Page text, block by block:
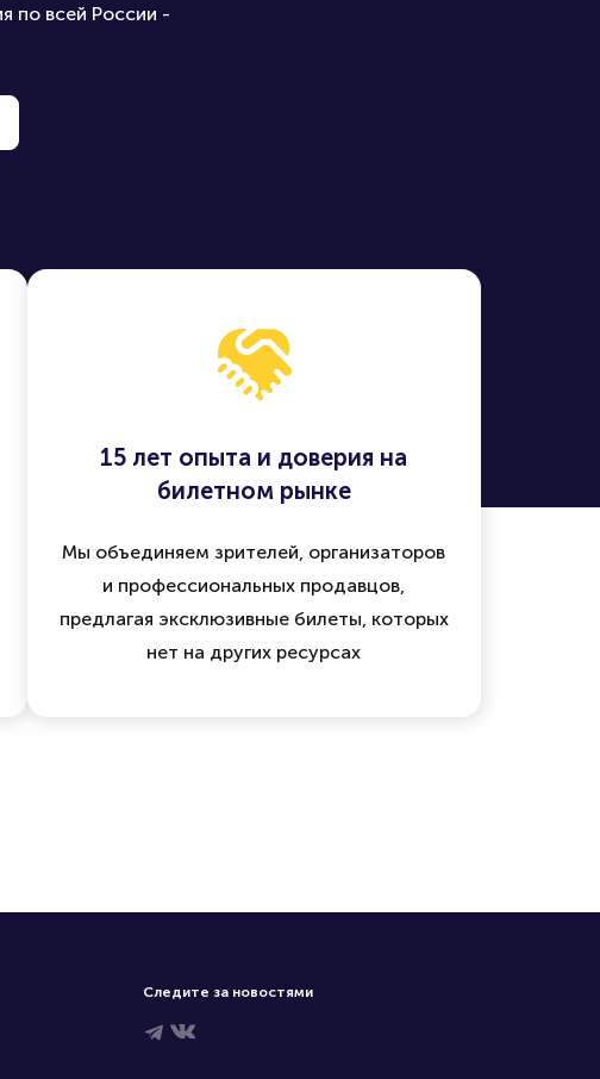
по всей России -
15 лет опыта и доверия на
билетном рынке
Мы объединяем зрителей, организаторов
и профессиональных продавцов,
предлагая эксклюзивные билеты, которых
нет на других ресурсах
Следите за новостями